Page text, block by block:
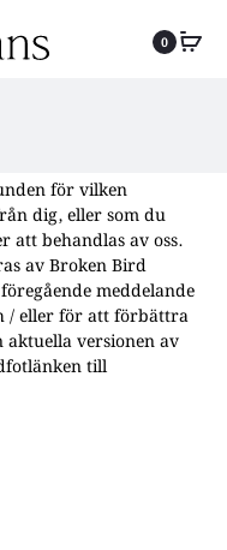
0
för vilken
dig, eller som du
att behandlas av oss.
av Broken Bird
meddelande
/ eller för att förbättra
versionen av
till